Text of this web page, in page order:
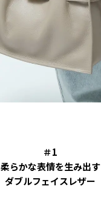
＃1
柔らかな表情を生み出す
ダブルフェイスレザー